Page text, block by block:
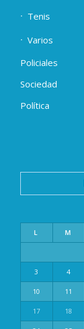
Tenis
Varios
Policiales
Sociedad
Política
L M
3 4
10 11
17 18